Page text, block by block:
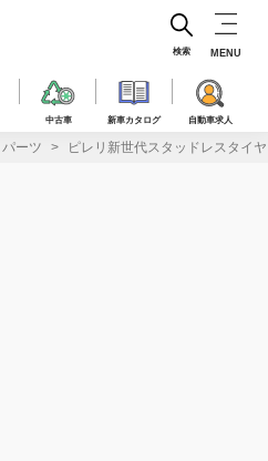
中古車 新車カタログ 自動車求人
検索 MENU
パーツ ピレリ新世代スタッドレスタイ